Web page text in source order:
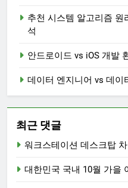
추천 시스템 알고리즘
석
안드로이드 vs iOS 개발
데이터 엔지니어 vs 데이
최근 댓글
워크스테이션 데스크탑
대한민국 국내 10월 가을